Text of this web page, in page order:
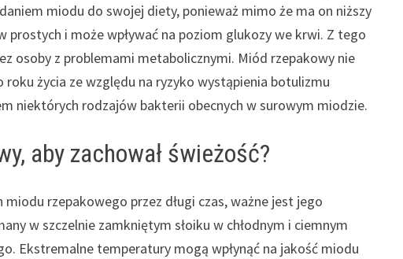
miodu do swojej diety, ponieważ mimo że ma on niższy
prostych i może wpływać na poziom glukozy we krwi. Z tego
osoby z problemami metabolicznymi. Miód rzepakowy nie
życia ze względu na ryzyko wystąpienia botulizmu
niektórych rodzajów bakterii obecnych w surowym miodzie.
aby zachował świeżość?
rzepakowego przez długi czas, ważne jest jego
w szczelnie zamkniętym słoiku w chłodnym i ciemnym
Ekstremalne temperatury mogą wpłynąć na jakość miodu